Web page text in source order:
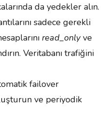
da yedekler alın.
sadece gerekli
read_onlyve
Veritabanı trafiğini
failover
ve periyodik